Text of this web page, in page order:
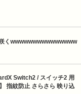
くwwwwwwwwwwwwwww
Switch2 / スイッチ2 用
指紋防止 さらさら 映り込